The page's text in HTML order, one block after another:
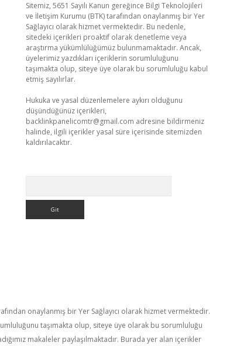
Sitemiz, 5651 Sayılı Kanun gereğince Bilgi Teknolojileri
ve İletişim Kurumu (BTK) tarafından onaylanmış bir Yer
Sağlayıcı olarak hizmet vermektedir. Bu nedenle,
sitedeki içerikleri proaktif olarak denetleme veya
araştırma yükümlülüğümüz bulunmamaktadır. Ancak,
üyelerimiz yazdıkları içeriklerin sorumluluğunu
taşımakta olup, siteye üye olarak bu sorumluluğu kabul
etmiş sayılırlar.
Hukuka ve yasal düzenlemelere aykırı olduğunu
düşündüğünüz içerikleri,
backlinkpanelicomtr@gmail.com adresine bildirmeniz
halinde, ilgili içerikler yasal süre içerisinde sitemizden
kaldırılacaktır.
onaylanmış bir Yer Sağlayıcı olarak hizmet vermektedir.
taşımakta olup, siteye üye olarak bu sorumluluğu
makaleler paylaşılmaktadır. Burada yer alan içerikler